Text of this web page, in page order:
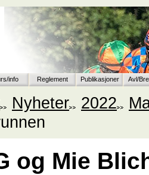
info Reglement Publikasjoner Avl/
Nyheter 2022
og Mie